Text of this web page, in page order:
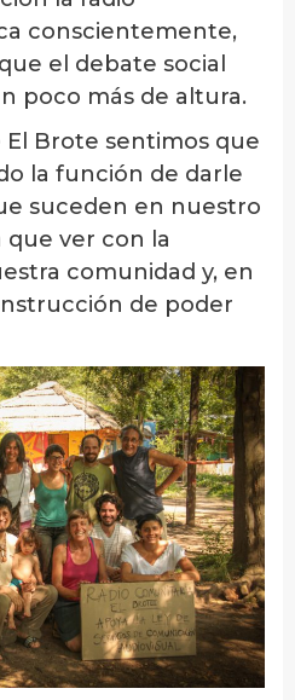
conscientemente,
el debate social
poco más de altura.
El Brote sentimos que
la función de darle
suceden en nuestro
ver con la
comunidad y, en
de poder